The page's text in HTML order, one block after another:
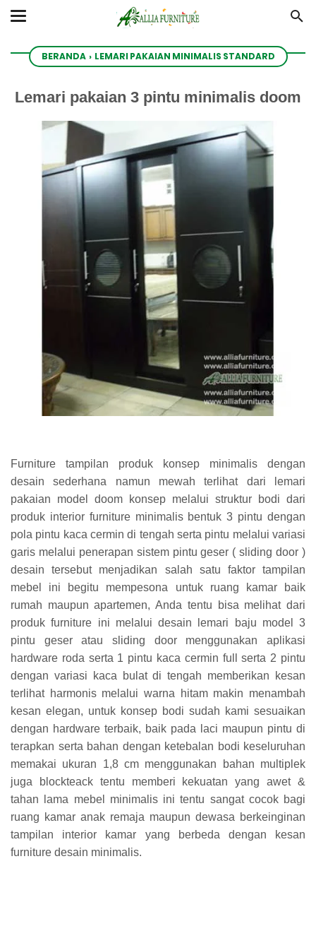
BERANDA › LEMARI PAKAIAN MINIMALIS STANDARD
Lemari pakaian 3 pintu minimalis doom
Furniture tampilan produk konsep minimalis dengan
desain sederhana namun mewah terlihat dari lemari
pakaian model doom konsep melalui struktur bodi dari
produk interior furniture minimalis bentuk 3 pintu dengan
pola pintu kaca cermin di tengah serta pintu melalui variasi
garis melalui penerapan sistem pintu geser ( sliding door )
desain tersebut menjadikan salah satu faktor tampilan
mebel ini begitu mempesona untuk ruang kamar baik
rumah maupun apartemen, Anda tentu bisa melihat dari
produk furniture ini melalui desain lemari baju model 3
pintu geser atau sliding door menggunakan aplikasi
hardware roda serta 1 pintu kaca cermin full serta 2 pintu
dengan variasi kaca bulat di tengah memberikan kesan
terlihat harmonis melalui warna hitam makin menambah
kesan elegan, untuk konsep bodi sudah kami sesuaikan
dengan hardware terbaik, baik pada laci maupun pintu di
terapkan serta bahan dengan ketebalan bodi keseluruhan
memakai ukuran 1,8 cm menggunakan bahan multiplek
juga blockteack tentu memberi kekuatan yang awet &
tahan lama mebel minimalis ini tentu sangat cocok bagi
ruang kamar anak remaja maupun dewasa berkeinginan
tampilan interior kamar yang berbeda dengan kesan
furniture desain minimalis.